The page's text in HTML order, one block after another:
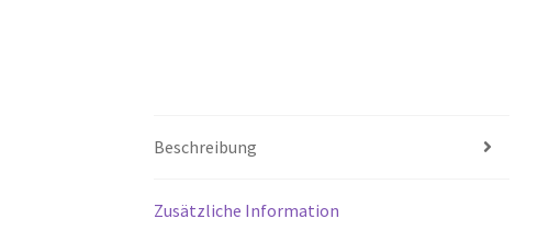
Beschreibung
Zusätzliche Information